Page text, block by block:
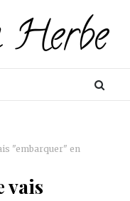
"embarquer" en
vais